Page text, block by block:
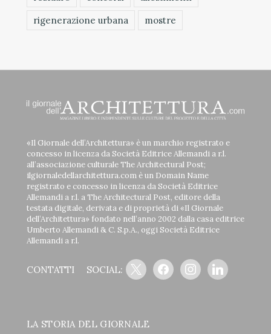
rigenerazione urbana
mostre
«Il Giornale dell’Architettura» è un marchio registrato e
concesso in licenza da Società Editrice Allemandi a r.l.
all’associazione culturale The Architectural Post;
ilgiornaledellarchitettura.com è un Domain Name
registrato e concesso in licenza da Società Editrice
Allemandi a r.l. a The Architectural Post, editore della
testata digitale, derivata e di proprietà di «Il Giornale
dell’Architettura» fondato nell’anno 2002 dalla casa editrice
Umberto Allemandi & C. S.p.A., oggi Società Editrice
Allemandi a r.l.
CONTATTI SOCIAL:
x facebookinstagramlinkedin
LA STORIA DEL GIORNALE